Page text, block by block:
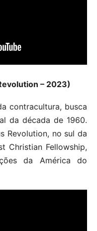
– 2023)
contracultura, busca
da década de 1960.
Revolution, no sul da
Christian Fellowship,
da América do